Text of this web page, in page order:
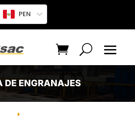
PEN
DE ENGRANAJES
E